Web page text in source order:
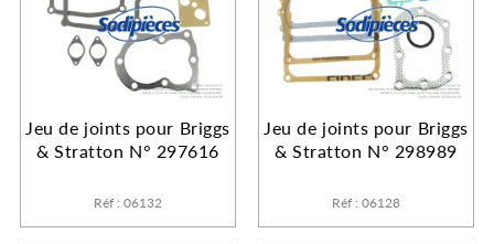
Jeu de joints pour Briggs
& Stratton N° 297616
Réf : 06132
Jeu de joints pour Briggs
& Stratton N° 298989
Réf : 06128